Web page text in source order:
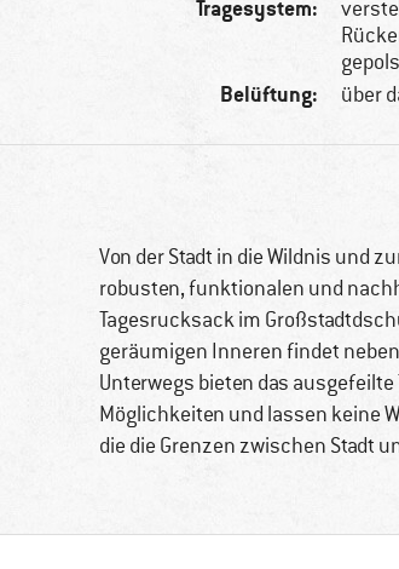
Tragesystem:
Belüftung: über
Von der Stadt in die Wildnis und
robusten, funktionalen und
Tagesrucksack im
geräumigen Inneren findet
Unterwegs bieten das
Möglichkeiten und lassen keine
die die Grenzen zwischen Stadt